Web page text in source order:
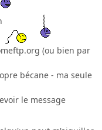
(ou bien par
bécane - ma seule
le message